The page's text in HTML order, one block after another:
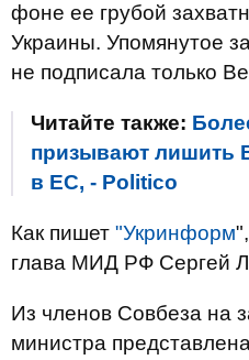
фоне ее грубой
Украины. Упомянутое
не подписала только
Читайте также:
призывают лишить
в ЕС, - Politico
Как пишет "Укринформ
глава МИД РФ Сергей
Из членов Совбеза на
министра